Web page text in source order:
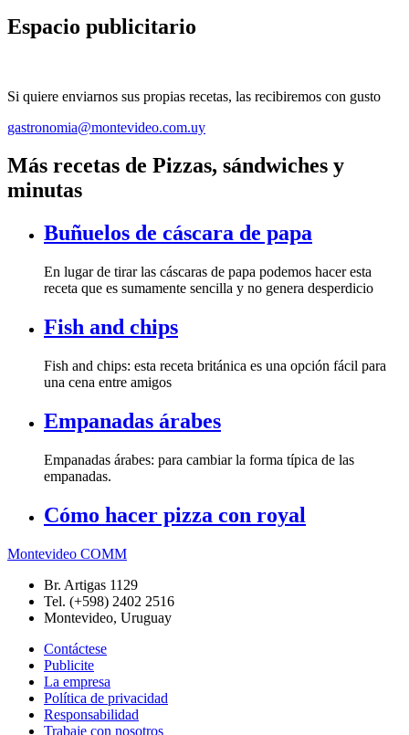
Espacio publicitario
Si quiere enviarnos sus propias recetas, las recibiremos con gusto
gastronomia@montevideo.com.uy
Más recetas de Pizzas, sándwiches y
minutas
Buñuelos de cáscara de papa
En lugar de tirar las cáscaras de papa podemos hacer esta
receta que es sumamente sencilla y no genera desperdicio
Fish and chips
Fish and chips: esta receta británica es una opción fácil para
una cena entre amigos
Empanadas árabes
Empanadas árabes: para cambiar la forma típica de las
empanadas.
Cómo hacer pizza con royal
Montevideo COMM
Br. Artigas 1129
Tel. (+598) 2402 2516
Montevideo, Uruguay
Contáctese
Publicite
La empresa
Política de privacidad
Responsabilidad
Trabaje con nosotros